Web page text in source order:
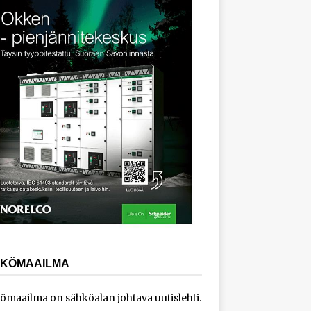
on sähköalan johtava uutislehti.